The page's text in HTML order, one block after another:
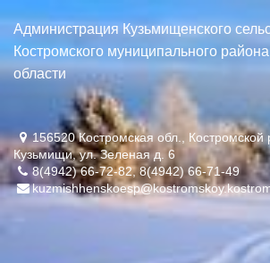
Администрация Кузьмищенского
Костромского муниципального
области
156520 Костромская обл., Костромской
Кузьмищи, ул. Зеленая д. 6
8(4942) 66-72-82, 8(4942) 66-71-49